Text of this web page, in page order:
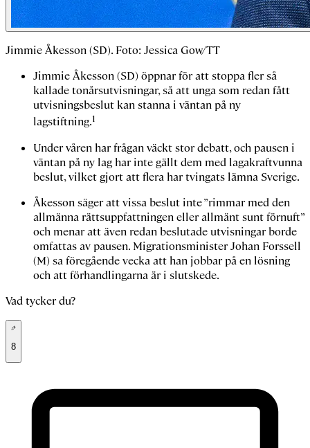
Jimmie Åkesson (SD). Foto: Jessica Gow/TT
Jimmie Åkesson (SD) öppnar för att stoppa fler så
kallade tonårsutvisningar, så att unga som redan fått
utvisningsbeslut kan stanna i väntan på ny
lagstiftning.1
Under våren har frågan väckt stor debatt, och pausen i
väntan på ny lag har inte gällt dem med lagakraftvunna
beslut, vilket gjort att flera har tvingats lämna Sverige.
Åkesson säger att vissa beslut inte ”rimmar med den
allmänna rättsuppfattningen eller allmänt sunt förnuft”
och menar att även redan beslutade utvisningar borde
omfattas av pausen. Migrationsminister Johan Forssell
(M) sa föregående vecka att han jobbar på en lösning
och att förhandlingarna är i slutskede.
Vad tycker du?
8